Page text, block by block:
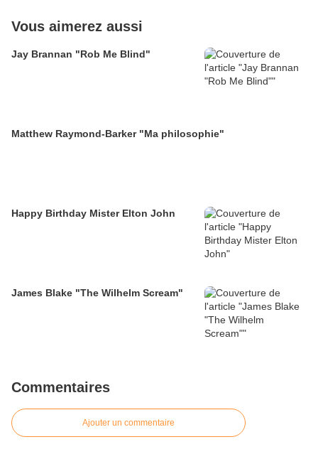
Vous aimerez aussi
Jay Brannan "Rob Me Blind"
Matthew Raymond-Barker "Ma philosophie"
Happy Birthday Mister Elton John
James Blake "The Wilhelm Scream"
Commentaires
Ajouter un commentaire